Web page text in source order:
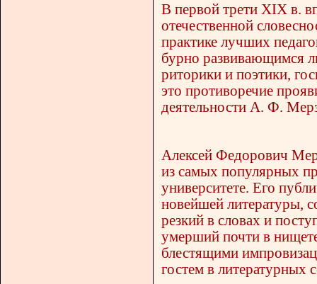
В первой трети XIX в.
отечественной
практике лучших
бурно развивающимся
риторики и поэтики,
это противоречие
деятельности А. Ф.
Алексей Федорович
из самых популярных
университете. Его
новейшей литературы,
резкий в словах и
умерший почти в
блестящими
гостем в литературных